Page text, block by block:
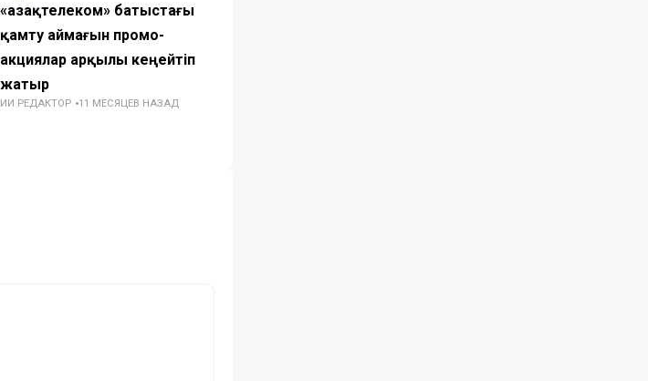
«Қазақтелеком» батыстағы
қамту аймағын промо-
акциялар арқылы кеңейтіп
жатыр
ИИ РЕДАКТОР 11 МЕСЯЦЕВ НАЗАД